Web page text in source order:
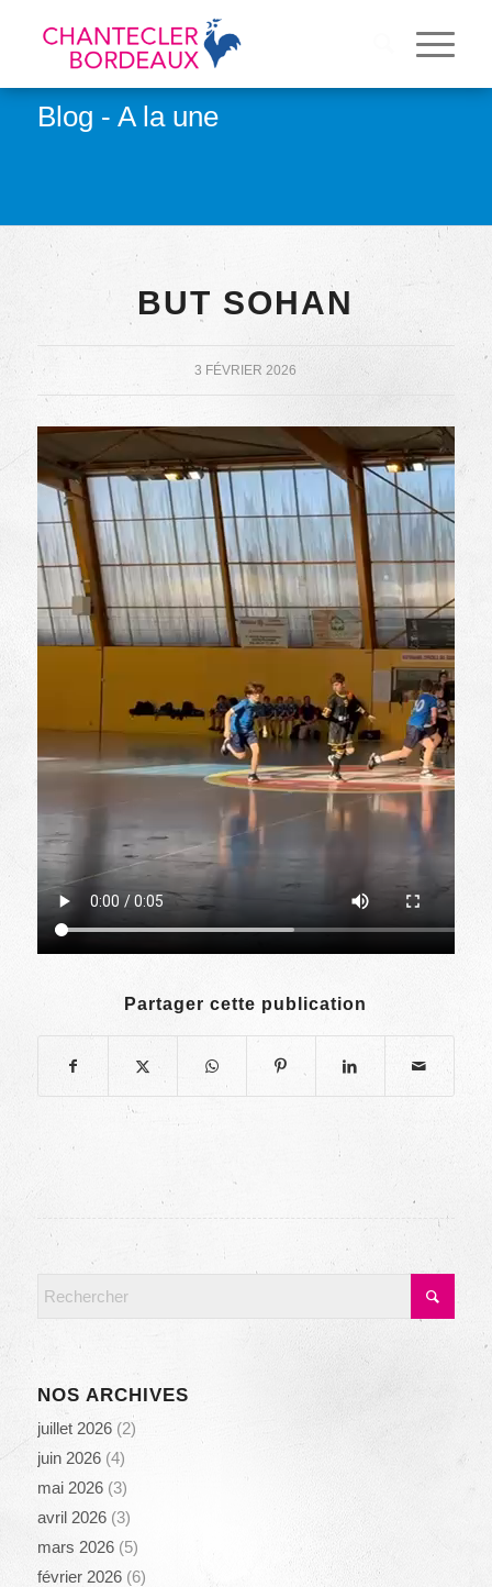
Blog - A la une
BUT SOHAN
3 FÉVRIER 2026
Partager cette publication
NOS ARCHIVES
juillet 2026(2)
juin 2026(4)
mai 2026(3)
avril 2026(3)
mars 2026(5)
février 2026(6)